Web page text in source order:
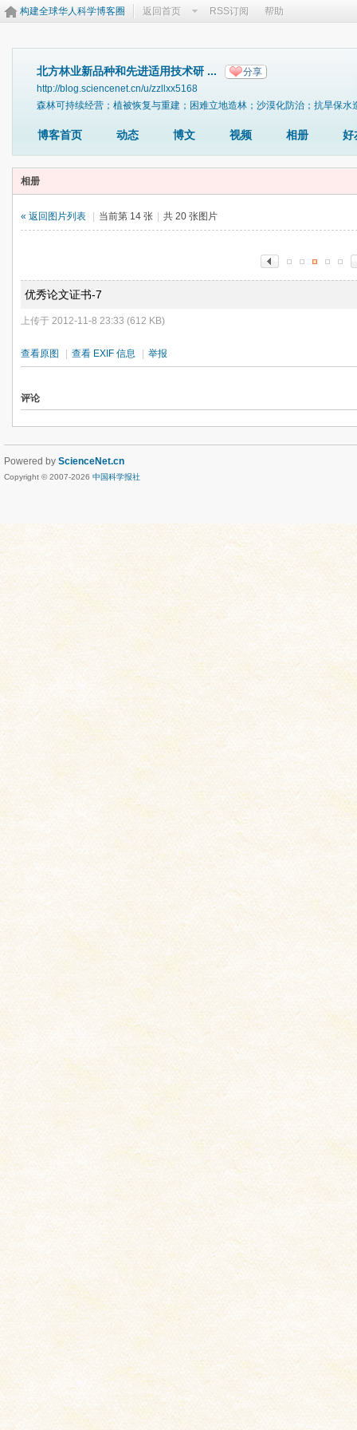
构建全球华人科学博客圈 返回首页 RSS订阅 帮助
北方林业新品种和先进适用技术研 ... 分享
http://blog.sciencenet.cn/u/zzllxx5168
森林可持续经营；植被恢复与重建；困难立地造林；沙漠化防治；抗旱保
博客首页 动态 博文 视频 相册 好
相册
« 返回图片列表 当前第 14 张 共 20 张图片
优秀论文证书-7
上传于 2012-11-8 23:33 (612 KB)
查看原图 查看 EXIF 信息 举报
评论
Powered by ScienceNet.cn
Copyright © 2007-2026 中国科学报社